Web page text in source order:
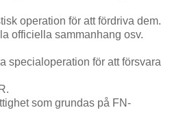
operation för att fördriva dem.
officiella sammanhang osv.
specialoperation för att försvara
som grundas på FN-